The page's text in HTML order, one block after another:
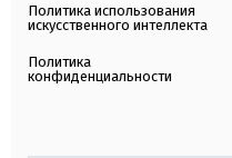
Политика использования
искусственного интеллекта
Политика
конфиденциальности